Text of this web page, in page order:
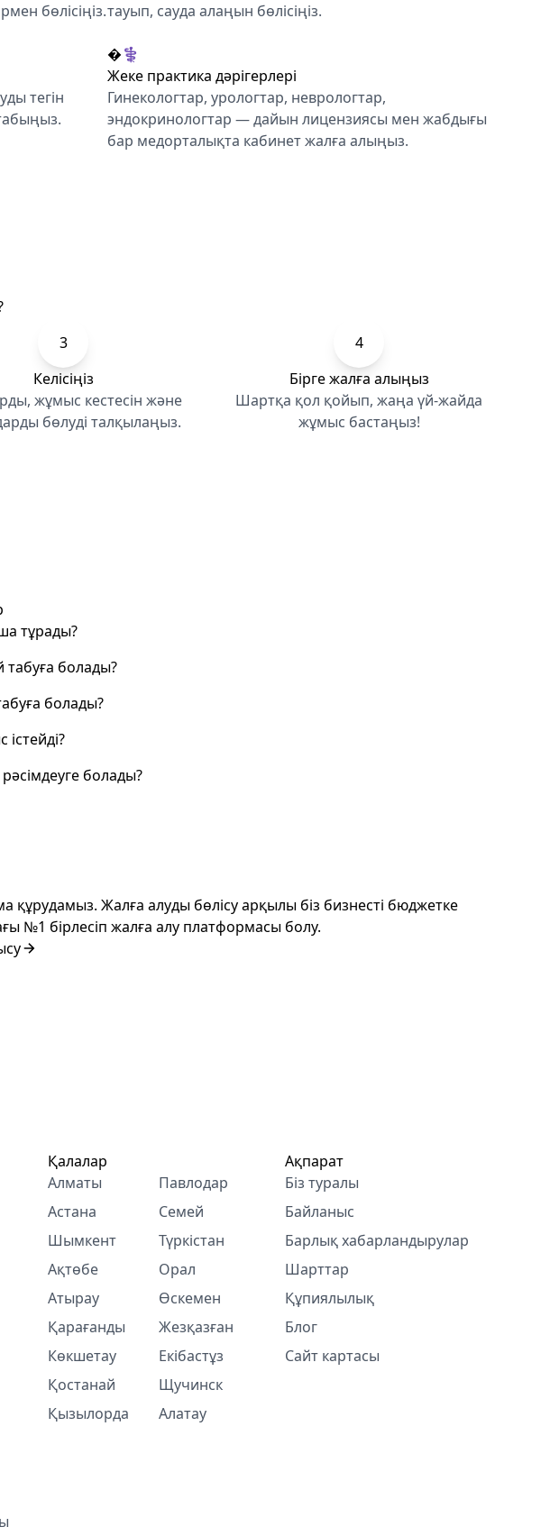
бөлісіңіз.тауып, сауда алаңын бөлісіңіз.
тегін
�‍⚕️
Жеке практика дәрігерлері
Гинекологтар, урологтар, неврологтар,
эндокринологтар — дайын лицензиясы мен жабдығы
бар медорталықта кабинет жалға алыңыз.
3
Келісіңіз
жұмыс кестесін және
бөлуді талқылаңыз.
4
Бірге жалға алыңыз
Шартқа қол қойып, жаңа үй-жайда
жұмыс бастаңыз!
тұрады?
табуға болады?
болады?
болады?
құрудамыз. Жалға алуды бөлісу арқылы біз бизнесті бюджетке
№1 бірлесіп жалға алу платформасы болу.
Қалалар
Алматы
Астана
Шымкент
Ақтөбе
Атырау
Қарағанды
Көкшетау
Қостанай
Қызылорда
Павлодар
Семей
Түркістан
Орал
Өскемен
Жезқазған
Екібастұз
Щучинск
Алатау
Ақпарат
Біз туралы
Байланыс
Барлық хабарландырулар
Шарттар
Құпиялылық
Блог
Сайт картасы